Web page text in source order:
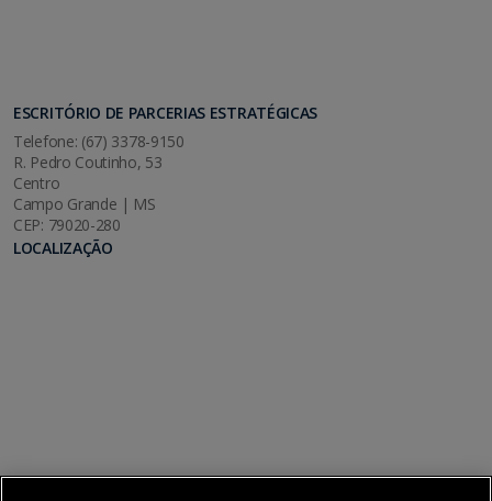
ESCRITÓRIO DE PARCERIAS ESTRATÉGICAS
Telefone: (67) 3378-9150
R. Pedro Coutinho, 53
Centro
Campo Grande | MS
CEP: 79020-280
LOCALIZAÇÃO